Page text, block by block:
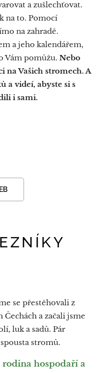
a zušlechťovat.
na to. Pomocí
na zahradě.
a jeho kalendářem,
Vám pomůžu. Nebo
na Vašich stromech. A
a videí, abyste si s
i sami.
se přestěhovali z
a začali jsme
luk a sadů. Pár
stromů.
rodina hospodaří a